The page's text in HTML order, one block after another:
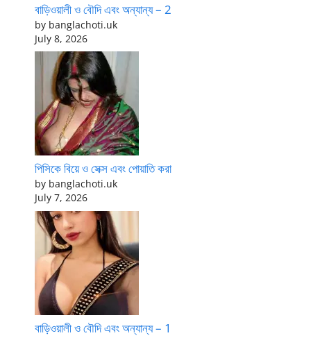
বাড়িওয়ালী ও বৌদি এবং অন্যান্য – 2
by banglachoti.uk
July 8, 2026
পিসিকে বিয়ে ও সেক্স এবং পোয়াতি করা
by banglachoti.uk
July 7, 2026
বাড়িওয়ালী ও বৌদি এবং অন্যান্য – 1